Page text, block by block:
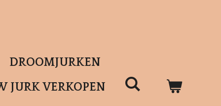
DROOMJURKEN
JURK VERKOPEN